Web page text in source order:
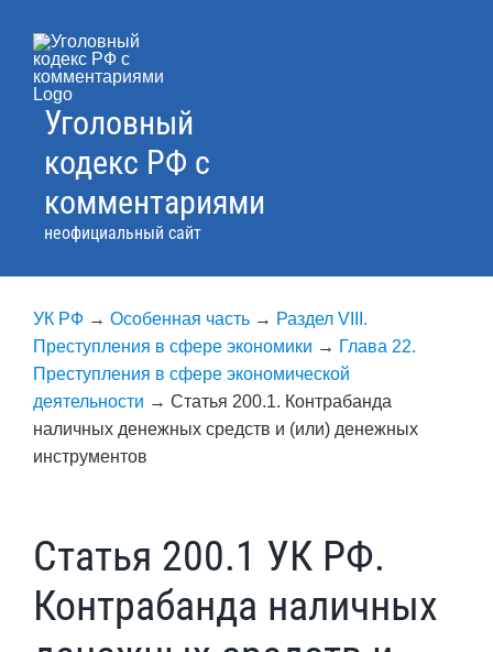
content
Уголовный
кодекс РФ с
комментариями
неофициальный сайт
УК РФ→ Особенная часть→ Раздел VIII.
Преступления в сфере экономики → Глава 22.
Преступления в сфере экономической
деятельности → Статья 200.1. Контрабанда
наличных денежных средств и (или) денежных
инструментов
Статья 200.1 УК РФ.
Контрабанда наличных